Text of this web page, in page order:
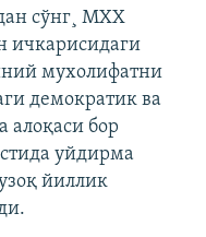
сўнг¸ МХХ
ичкарисидаги
мухолифатни
демократик ва
алоқаси бор
уйдирма
йиллик